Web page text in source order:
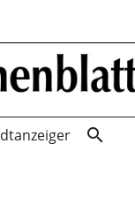
search